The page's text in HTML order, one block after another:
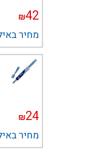
42
₪
מחיר
24
₪
מחיר